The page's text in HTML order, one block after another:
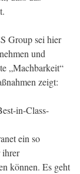
Group sei hier
und
„Machbarkeit“
zeigt:
in-Class-
ein so
ihrer
können. Es geht